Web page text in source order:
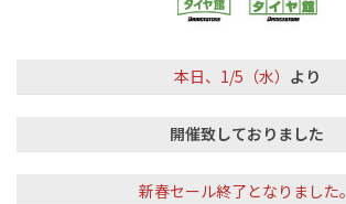
本日、1/5（水） より
開催致しておりました
新春セール終了となりました。